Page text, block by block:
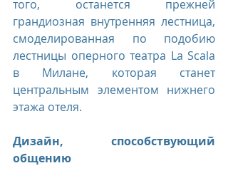
того, останется прежней
грандиозная внутренняя лестница,
смоделированная по подобию
лестницы оперного театра La Scala
в Милане, которая станет
центральным элементом нижнего
этажа отеля.
Дизайн, способствующий
общению